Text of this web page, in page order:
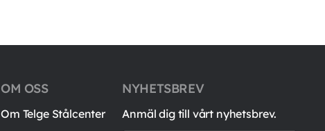
OM OSS
Om Telge Stålcenter
NYHETSBREV
Anmäl dig till vårt nyhetsbrev.